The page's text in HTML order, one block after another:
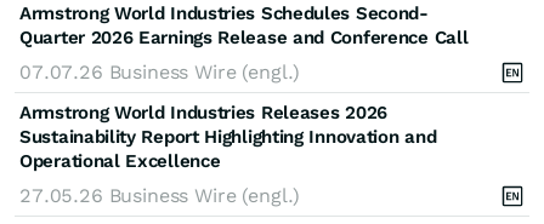
Armstrong World Industries Schedules Second-
Quarter 2026 Earnings Release and Conference Call
07.07.26 Business Wire (engl.)
Armstrong World Industries Releases 2026
Sustainability Report Highlighting Innovation and
Operational Excellence
27.05.26 Business Wire (engl.)